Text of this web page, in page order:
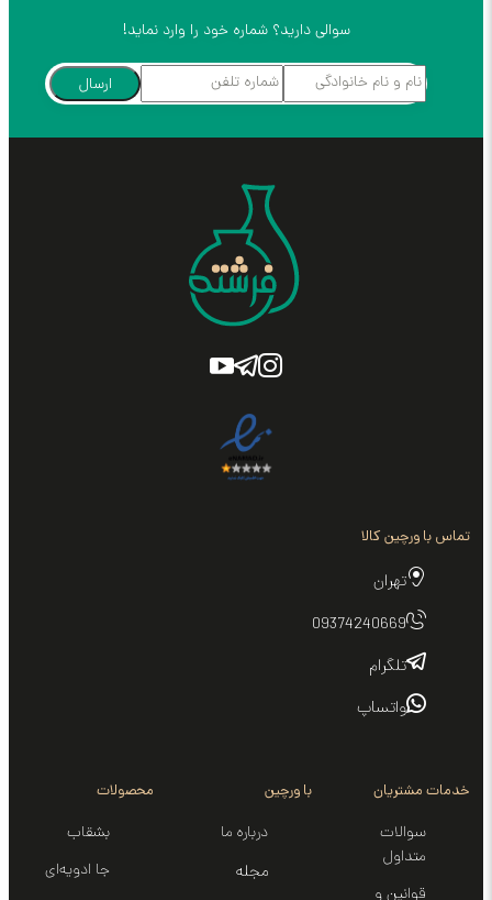
سوالی دارید؟ شماره خود را وارد نماید!
ارسال
تماس با ورچین کالا
تهران
09374240669
تلگرام
واتساپ
خدمات مشتریان
سوالات
متداول
قوانین و
با ورچین
درباره ما
مجله
محصولات
بشقاب
جا ادویه‌ای